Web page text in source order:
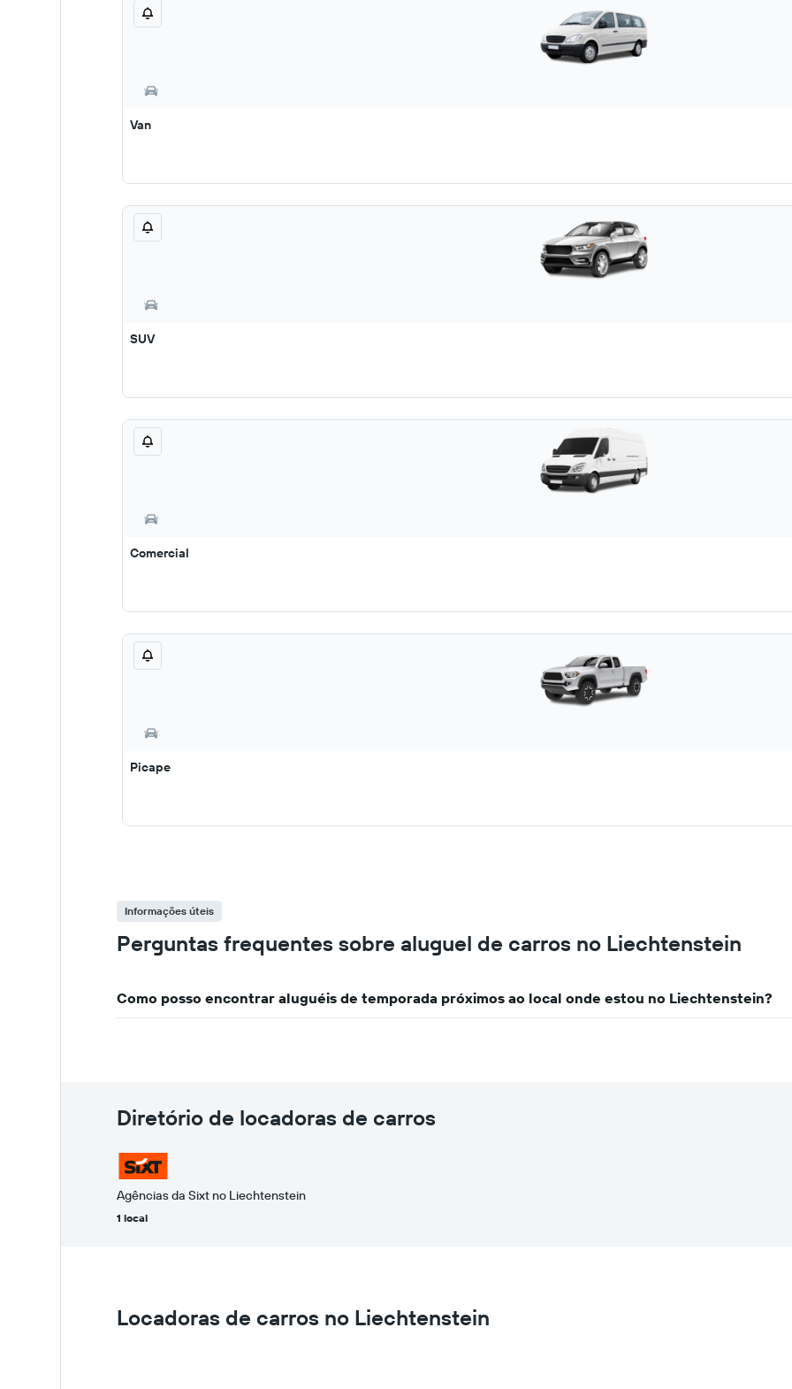
Van
SUV
Comercial
Picape
Informações úteis
Perguntas frequentes sobre aluguel de carros no Liechtenstein
Como posso encontrar aluguéis de temporada próximos ao local onde estou no Liechtenstein?
Diretório de locadoras de carros
Agências da Sixt no Liechtenstein
1 local
Locadoras de carros no Liechtenstein